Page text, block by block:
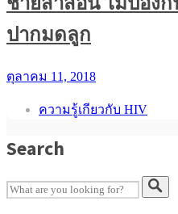
ปากมดลูก
ตุลาคม 11, 2018
ความรู้เกียวกับ HIV
Search